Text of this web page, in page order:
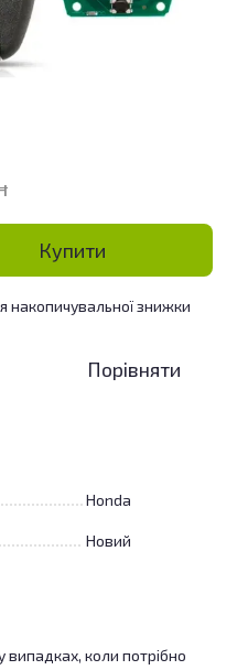
Купити
накопичувальної знижки
Порівняти
Honda
Новий
випадках, коли потрібно